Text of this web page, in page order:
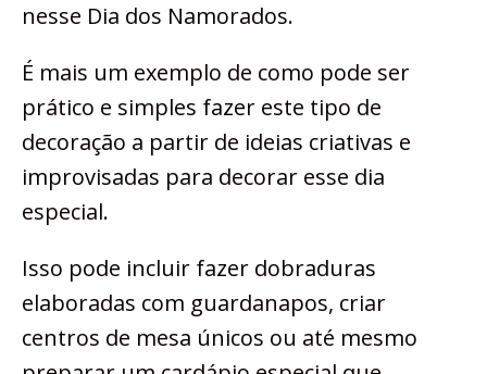
nesse Dia dos Namorados.
É mais um exemplo de como pode ser
prático e simples fazer este tipo de
decoração a partir de ideias criativas e
improvisadas para decorar esse dia
especial.
Isso pode incluir fazer dobraduras
elaboradas com guardanapos, criar
centros de mesa únicos ou até mesmo